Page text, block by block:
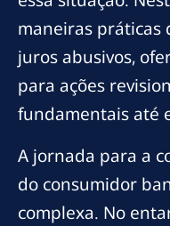
maneiras práticas
juros abusivos,
para ações
fundamentais até
A jornada para a
do consumidor
complexa. No